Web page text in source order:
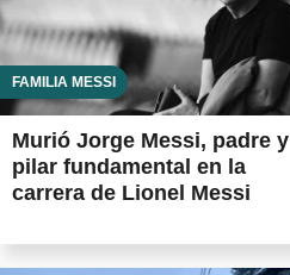
FAMILIA MESSI
Murió Jorge Messi, padre y
pilar fundamental en la
carrera de Lionel Messi